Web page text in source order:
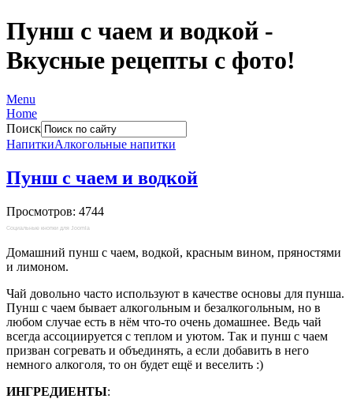
Пунш с чаем и водкой -
Вкусные рецепты с фото!
Menu
Home
Поиск
НапиткиАлкогольные напитки
Пунш с чаем и водкой
Просмотров: 4744
Социальные кнопки для Joomla
Домашний пунш с чаем, водкой, красным вином, пряностями
и лимоном.
Чай довольно часто используют в качестве основы для пунша.
Пунш с чаем бывает алкогольным и безалкогольным, но в
любом случае есть в нём что-то очень домашнее. Ведь чай
всегда ассоциируется с теплом и уютом. Так и пунш с чаем
призван согревать и объединять, а если добавить в него
немного алкоголя, то он будет ещё и веселить :)
ИНГРЕДИЕНТЫ: